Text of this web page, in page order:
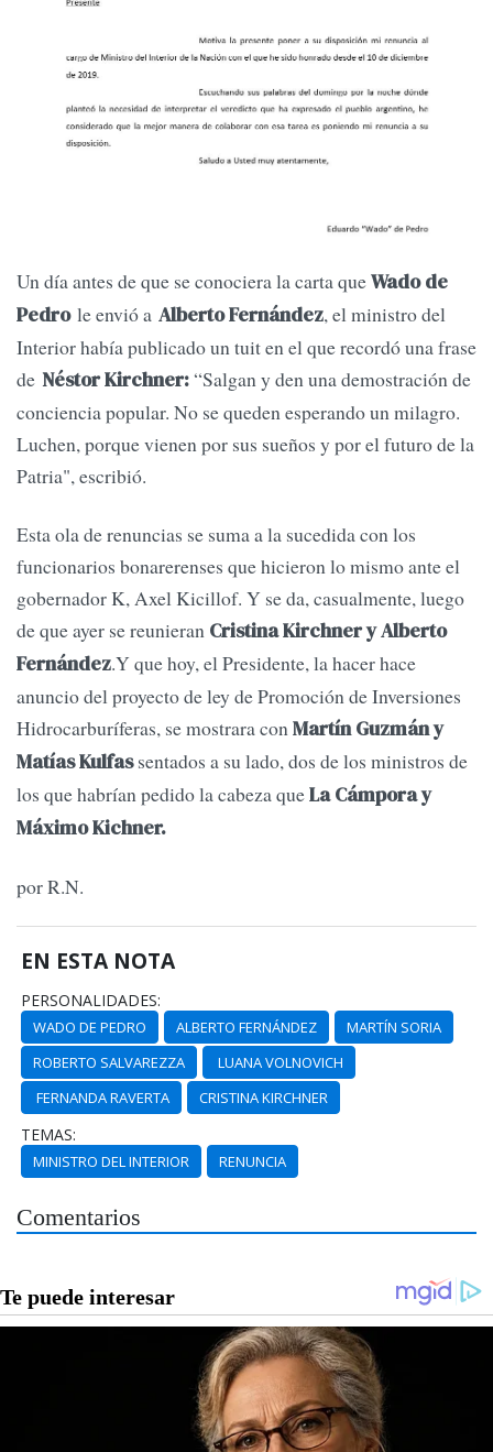
Un día antes de que se conociera la carta queWado de
Pedrole envió a Alberto Fernández, el ministro del
Interior había publicado un tuit en el que recordó una frase
de Néstor Kirchner:“Salgan y den una demostración de
conciencia popular. No se queden esperando un milagro.
Luchen, porque vienen por sus sueños y por el futuro de la
Patria", escribió.
Esta ola de renuncias se suma a la sucedida con los
funcionarios bonarerenses que hicieron lo mismo ante el
gobernador K, Axel Kicillof. Y se da, casualmente, luego
de que ayer se reunieran Cristina Kirchner y Alberto
Fernández.Y que hoy, el Presidente, la hacer hace
anuncio del proyecto de ley de Promoción de Inversiones
Hidrocarburíferas, se mostrara conMartín Guzmán y
Matías Kulfassentados a su lado, dos de los ministros de
los que habrían pedido la cabeza queLa Cámpora y
Máximo Kichner.
por R.N.
EN ESTA NOTA
PERSONALIDADES:
WADO DE PEDRO ALBERTO FERNÁNDEZ
MARTÍN SORIA
ROBERTO SALVAREZZA
LUANA VOLNOVICH
FERNANDA RAVERTA
CRISTINA KIRCHNER
TEMAS:
MINISTRO DEL INTERIOR RENUNCIA
Comentarios